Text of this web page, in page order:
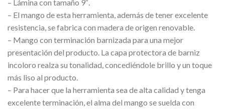
– Lámina con tamaño 9″.
– El mango de esta herramienta, además de tener excelente
resistencia, se fabrica con madera de origen renovable.
– Mango con terminación barnizada para una mejor
presentación del producto. La capa protectora de barniz
incoloro realza su tonalidad, concediéndole brillo y un toque
más liso al producto.
– Para hacer que la herramienta sea de alta calidad y tenga
excelente terminación, el alma del mango se suelda con